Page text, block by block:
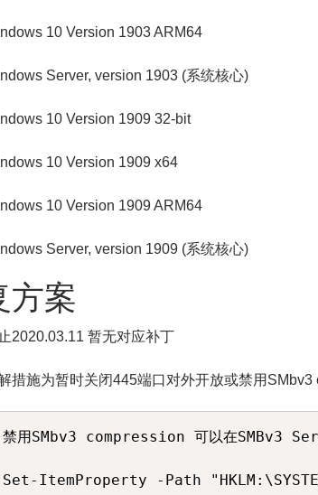
10 Version 1903 ARM64
Server, version 1903 (系统核心)
10 Version 1909 32-bit
10 Version 1909 x64
10 Version 1909 ARM64
Server, version 1909 (系统核心)
方案
2020.03.11 暂无对应补丁
措施为暂时关闭445端口对外开放或禁用SMbv3
禁用SMbv3 compression 可以在SMBv3
Set-ItemProperty -Path